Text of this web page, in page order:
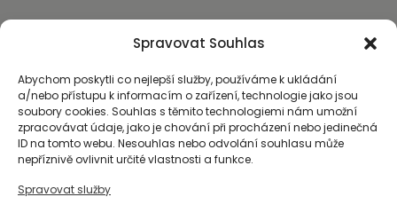
Spravovat Souhlas
Abychom poskytli co nejlepší služby, používáme k ukládání
a/nebo přístupu k informacím o zařízení, technologie jako jsou
soubory cookies. Souhlas s těmito technologiemi nám umožní
zpracovávat údaje, jako je chování při procházení nebo jedinečná
ID na tomto webu. Nesouhlas nebo odvolání souhlasu může
nepříznivě ovlivnit určité vlastnosti a funkce.
Spravovat služby